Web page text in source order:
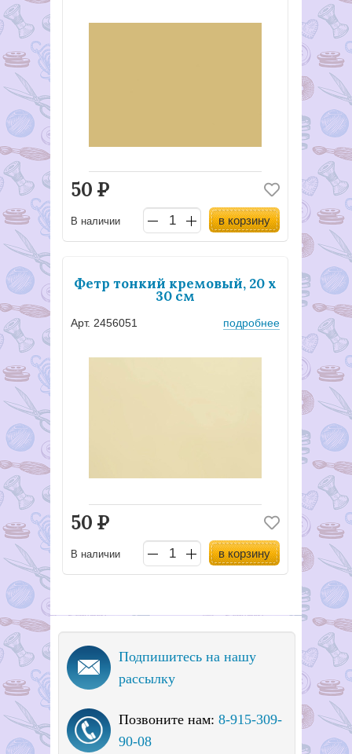
50 Р
В наличии в корзину
Фетр тонкий кремовый, 20 x
30 см
Арт. 2456051 подробнее
50 Р
В наличии в корзину
Подпишитесь на нашу
рассылку
Позвоните нам: 8-915-309-
90-08